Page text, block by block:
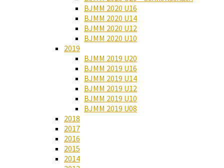
BJMM 2020 U16
BJMM 2020 U14
BJMM 2020 U12
BJMM 2020 U10
2019
BJMM 2019 U20
BJMM 2019 U16
BJMM 2019 U14
BJMM 2019 U12
BJMM 2019 U10
BJMM 2019 U08
2018
2017
2016
2015
2014